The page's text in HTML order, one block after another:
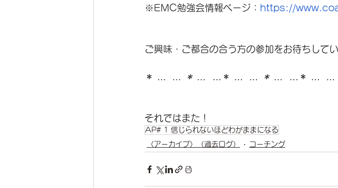
※EMC勉強会情報ページ： https://
ご興味・ご都合の合う方の参加をお待ちしてい
＊ … … ＊ … …＊ … … ＊ … …＊ … …
それではまた！
AP# 1 信じられないほどわがままになる
〈アーカイブ〉（過去ログ）
コーチング